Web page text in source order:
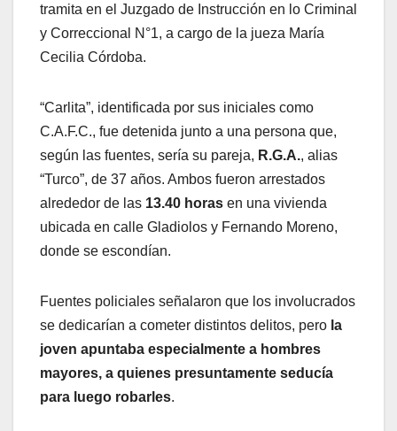
tramita en el Juzgado de Instrucción en lo Criminal
y Correccional N°1, a cargo de la jueza María
Cecilia Córdoba.
“Carlita”, identificada por sus iniciales como
C.A.F.C., fue detenida junto a una persona que,
según las fuentes, sería su pareja, R.G.A., alias
“Turco”, de 37 años. Ambos fueron arrestados
alrededor de las 13.40 horas en una vivienda
ubicada en calle Gladiolos y Fernando Moreno,
donde se escondían.
Fuentes policiales señalaron que los involucrados
se dedicarían a cometer distintos delitos, pero la
joven apuntaba especialmente a hombres
mayores, a quienes presuntamente seducía
para luego robarles.